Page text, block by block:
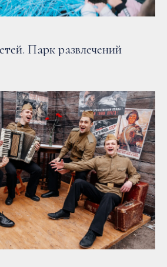
Парк развлечений